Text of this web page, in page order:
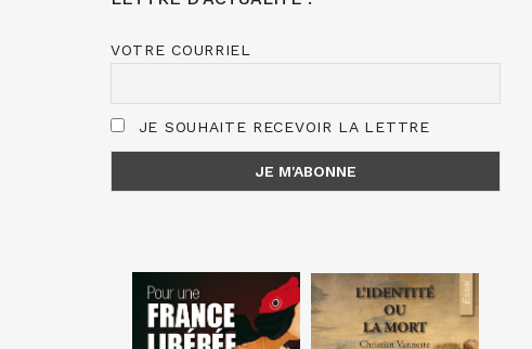
VOTRE COURRIEL
JE SOUHAITE RECEVOIR LA LETTRE